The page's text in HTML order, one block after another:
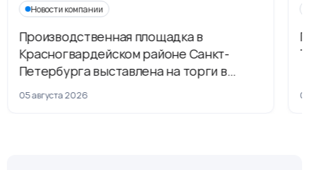
Новости компании
Производственная площадка в
Красногвардейском районе Санкт-
Петербурга выставлена на торги в
рамках приватизации
05 августа 2026